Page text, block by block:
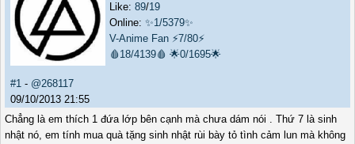
Like: 89/19
Online: ✨1/5379✨
V-Anime Fan ⚡7/80⚡
🩸18/4139🩸 🌟0/1695🌟
#1 - @268117
09/10/2013 21:55
Chẳng là em thích 1 đứa lớp bên cạnh mà chưa dám nói . Thứ 7 là sinh
nhật nó, em tính mua quà tặng sinh nhật rùi bày tỏ tình cảm lun mà không